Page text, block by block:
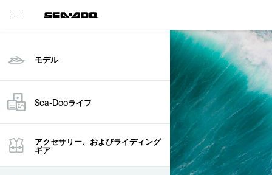
モデル
Sea-Dooライフ
アクセサリー、およびライディング
ギア
安全に関する情報